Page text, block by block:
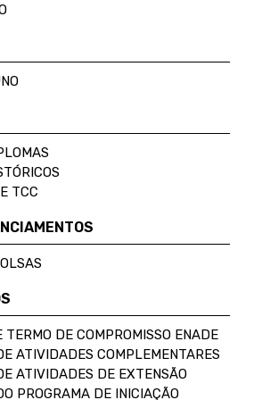
TCC
TERMO DE COMPROMISSO ENADE
ATIVIDADES COMPLEMENTARES
ATIVIDADES DE EXTENSÃO
PROGRAMA DE INICIAÇÃO